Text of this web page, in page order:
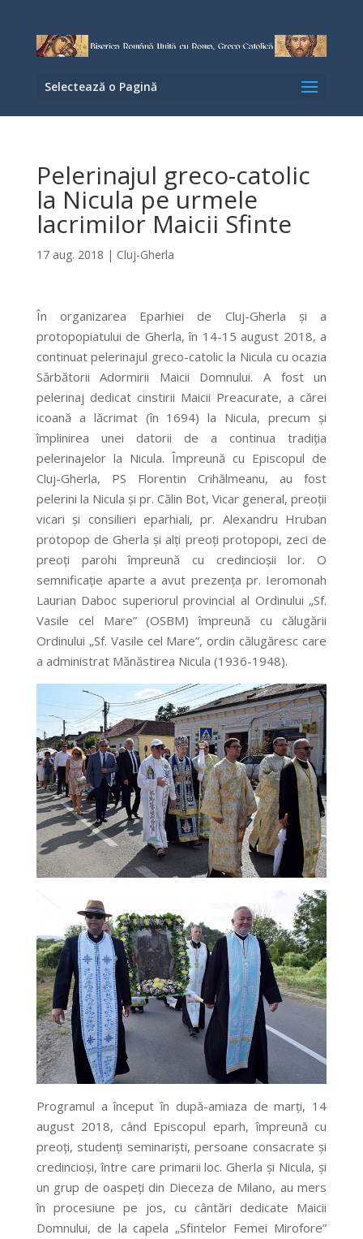
Selectează o Pagină
Pelerinajul greco-catolic
la Nicula pe urmele
lacrimilor Maicii Sfinte
17 aug. 2018 | Cluj-Gherla
În organizarea Eparhiei de Cluj-Gherla și a
protopopiatului de Gherla, în 14-15 august 2018, a
continuat pelerinajul greco-catolic la Nicula cu ocazia
Sărbătorii Adormirii Maicii Domnului. A fost un
pelerinaj dedicat cinstirii Maicii Preacurate, a cărei
icoană a lăcrimat (în 1694) la Nicula, precum și
împlinirea unei datorii de a continua tradiția
pelerinajelor la Nicula. Împreună cu Episcopul de
Cluj-Gherla, PS Florentin Crihălmeanu, au fost
pelerini la Nicula și pr. Călin Bot, Vicar general, preoții
vicari și consilieri eparhiali, pr. Alexandru Hruban
protopop de Gherla și alți preoți protopopi, zeci de
preoți parohi împreună cu credincioșii lor. O
semnificație aparte a avut prezența pr. Ieromonah
Laurian Daboc superiorul provincial al Ordinului „Sf.
Vasile cel Mare” (OSBM) împreună cu călugării
Ordinului „Sf. Vasile cel Mare”, ordin călugăresc care
a administrat Mănăstirea Nicula (1936-1948).
Programul a început în după-amiaza de marți, 14
august 2018, când Episcopul eparh, împreună cu
preoți, studenți seminariști, persoane consacrate și
credincioși, între care primarii loc. Gherla și Nicula, și
un grup de oaspeți din Dieceza de Milano, au mers
în procesiune pe jos, cu cântări dedicate Maicii
Domnului, de la capela „Sfintelor Femei Mirofore”